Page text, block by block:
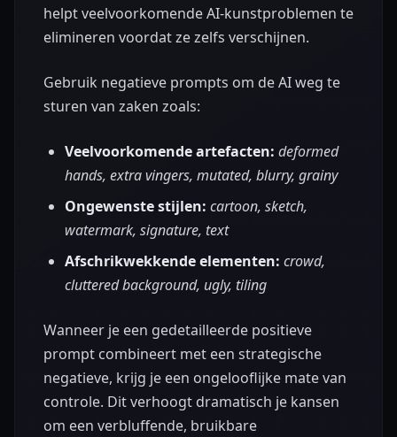
helpt veelvoorkomende AI-kunstproblemen te
elimineren voordat ze zelfs verschijnen.
Gebruik negatieve prompts om de AI weg te
sturen van zaken zoals:
Veelvoorkomende artefacten: deformed
hands, extra vingers, mutated, blurry, grainy
Ongewenste stijlen: cartoon, sketch,
watermark, signature, text
Afschrikwekkende elementen: crowd,
cluttered background, ugly, tiling
Wanneer je een gedetailleerde positieve
prompt combineert met een strategische
negatieve, krijg je een ongelooflijke mate van
controle. Dit verhoogt dramatisch je kansen
om een verbluffende, bruikbare